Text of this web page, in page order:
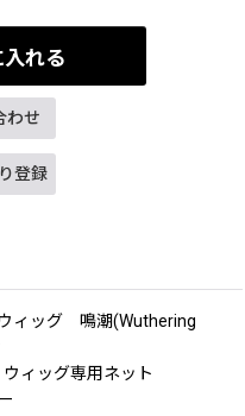
れる
わせ
登録
ィッグ 鳴潮(Wuthering
ィッグ専用ネット